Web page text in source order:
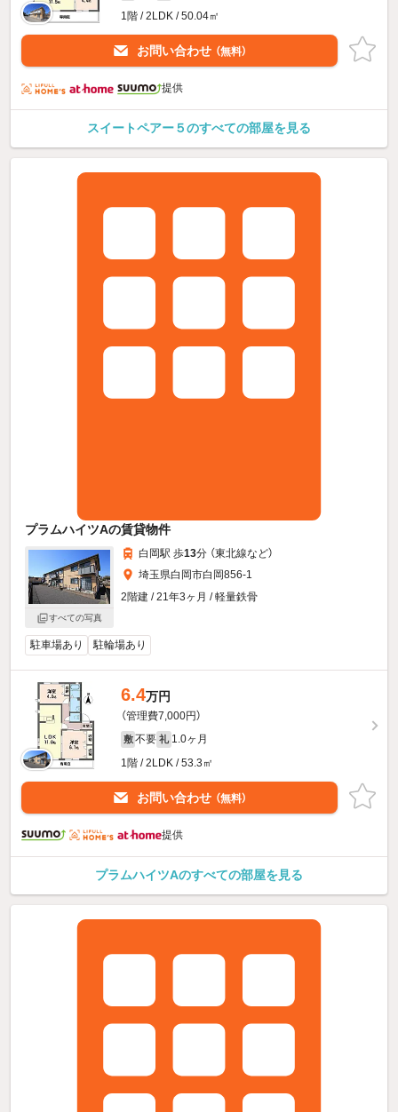
1階 / 2LDK / 50.04㎡
お問い合わせ （無料）
提供
スイートペアー５のすべての部屋を見る
プラムハイツAの賃貸物件
すべての写真
白岡駅 歩13分 （東北線など）
埼玉県白岡市白岡856-1
2階建 / 21年3ヶ月 / 軽量鉄骨
駐車場あり 駐輪場あり
6.4万円
（管理費7,000円）
敷 不要 礼 1.0ヶ月
1階 / 2LDK / 53.3㎡
お問い合わせ （無料）
提供
プラムハイツAのすべての部屋を見る